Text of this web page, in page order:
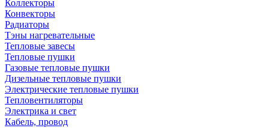
Коллекторы
Конвекторы
Радиаторы
Тэны нагревательные
Тепловые завесы
Тепловые пушки
Газовые тепловые пушки
Дизельные тепловые пушки
Электрические тепловые пушки
Тепловентиляторы
Электрика и свет
Кабель, провод